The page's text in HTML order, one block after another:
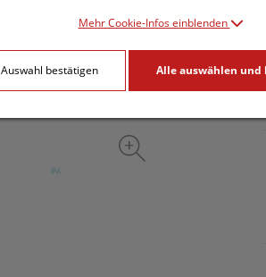
Mehr Cookie-Infos einblenden
Auswahl bestätigen Alle auswählen und